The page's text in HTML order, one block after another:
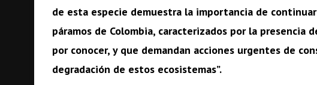
de esta especie demuestra la importancia de
páramos de Colombia, caracterizados por la presencia
por conocer, y que demandan acciones urgentes de
degradación de estos ecosistemas”.